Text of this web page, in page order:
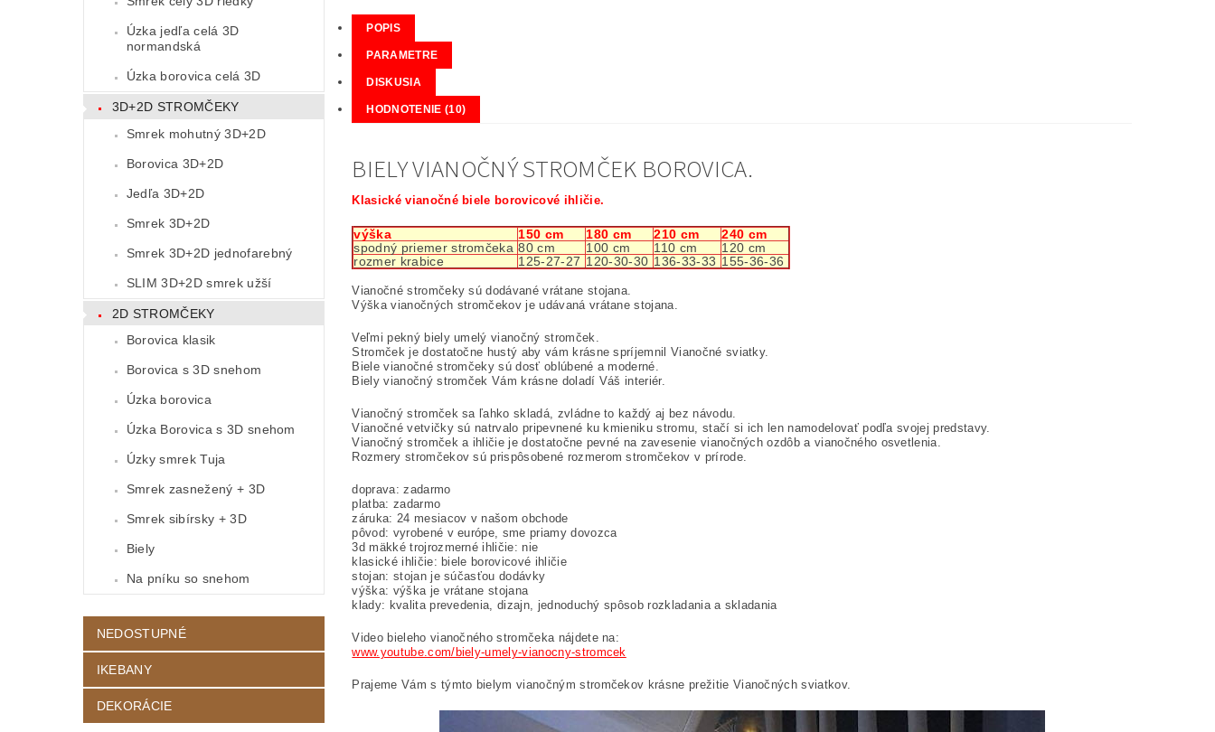
Úzka jedľa celá 3D
normandská
Úzka borovica celá 3D
3D+2D STROMČEKY
Smrek mohutný 3D+2D
Borovica 3D+2D
Jedľa 3D+2D
Smrek 3D+2D
Smrek 3D+2D jednofarebný
SLIM 3D+2D smrek užší
2D STROMČEKY
Borovica klasik
Borovica s 3D snehom
Úzka borovica
Úzka Borovica s 3D snehom
Úzky smrek Tuja
Smrek zasnežený + 3D
Smrek sibírsky + 3D
Biely
Na pníku so snehom
NEDOSTUPNÉ
IKEBANY
DEKORÁCIE
POPIS
PARAMETRE
DISKUSIA
HODNOTENIE (10)
BIELY VIANOČNÝ STROMČEK BOROVICA.
Klasické vianočné biele borovicové ihličie.
výška 150 cm 180 cm 210 cm
240 cm
spodný priemer stromčeka 80 cm 100 cm 110 cm
120 cm
rozmer krabice
125-27-27 120-30-30 136-33-33 155-36-36
Vianočné stromčeky sú dodávané vrátane stojana.
Výška vianočných stromčekov je udávaná vrátane stojana.
Veľmi pekný biely umelý vianočný stromček.
Stromček je dostatočne hustý aby vám krásne spríjemnil Vianočné sviatky.
Biele vianočné stromčeky sú dosť oblúbené a moderné.
Biely vianočný stromček Vám krásne doladí Váš interiér.
Vianočný stromček sa ľahko skladá, zvládne to každý aj bez návodu.
Vianočné vetvičky sú natrvalo pripevnené ku kmieniku stromu, stačí si ich len namodelovať podľa svojej predstavy.
Vianočný stromček a ihličie je dostatočne pevné na zavesenie vianočných ozdôb a vianočného osvetlenia.
Rozmery stromčekov sú prispôsobené rozmerom stromčekov v prírode.
doprava: zadarmo
platba: zadarmo
záruka: 24 mesiacov v našom obchode
pôvod: vyrobené v európe, sme priamy dovozca
3d mäkké trojrozmerné ihličie: nie
klasické ihličie: biele borovicové ihličie
stojan: stojan je súčasťou dodávky
výška: výška je vrátane stojana
klady: kvalita prevedenia, dizajn, jednoduchý spôsob rozkladania a skladania
Video bieleho vianočného stromčeka nájdete na:
www.youtube.com/biely-umely-vianocny-stromcek
Prajeme Vám s týmto bielym vianočným stromčekov krásne prežitie Vianočných sviatkov.